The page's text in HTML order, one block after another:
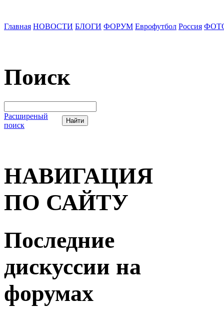
Главная НОВОСТИ БЛОГИ ФОРУМ Еврофутбол Россия
Поиск
Расширеный
поиск
НАВИГАЦИЯ
ПО САЙТУ
Последние
дискуссии на
форумах